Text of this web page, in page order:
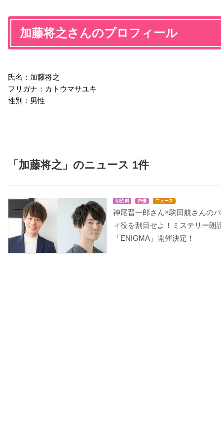
加藤将之さんのプロフィール
氏名：加藤将之
フリガナ：カトウマサユキ
性別：男性
「加藤将之」のニュース 1件
朗読劇 声優 ニュース
神尾晋一郎さん×駒田航さんの
ィ役を刮目せよ！ミステリー朗
「ENIGMA」開催決定！